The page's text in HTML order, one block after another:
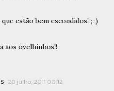
estão bem escondidos! ;-)
aos ovelhinhos!!
20 julho, 2011 00:12